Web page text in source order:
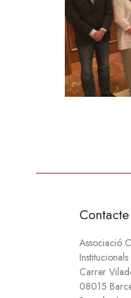
Contacte
Associació
Institucionals
Carrer
08015